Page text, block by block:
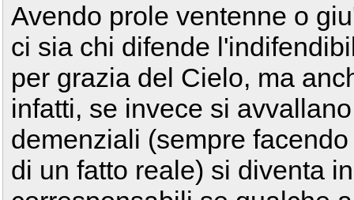
Avendo prole ventenne o
ci sia chi difende
per grazia del Cielo, ma
infatti, se invece si
demenziali (sempre
di un fatto reale) si diventa